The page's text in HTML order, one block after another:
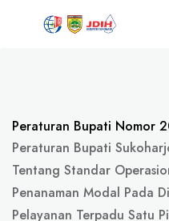
Peraturan Bupati Nomor
Peraturan Bupati
Tentang Standar
Penanaman Modal Pada
Pelayanan Terpadu Satu